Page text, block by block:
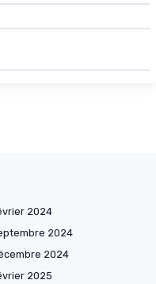
2024
2024
2024
2025